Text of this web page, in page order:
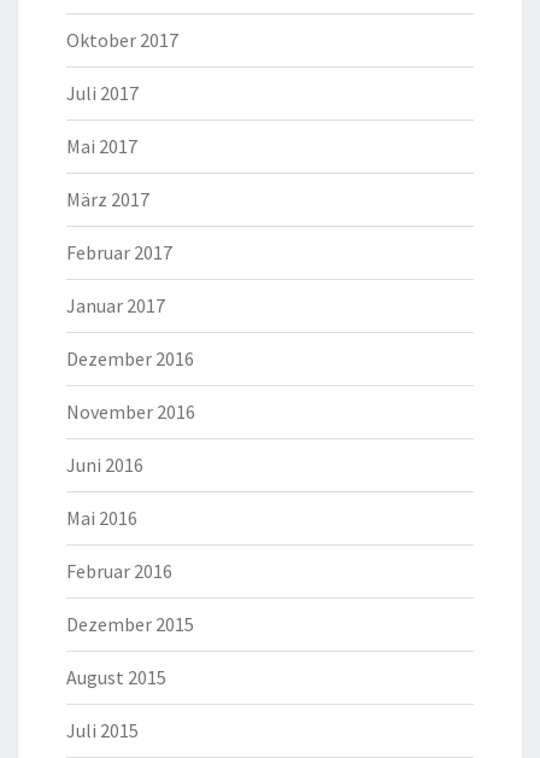
Oktober 2017
Juli 2017
Mai 2017
März 2017
Februar 2017
Januar 2017
Dezember 2016
November 2016
Juni 2016
Mai 2016
Februar 2016
Dezember 2015
August 2015
Juli 2015